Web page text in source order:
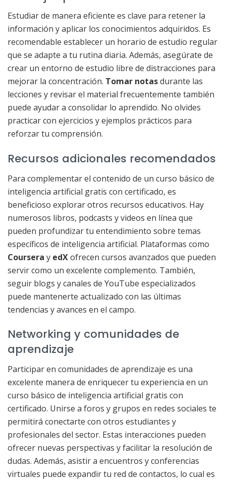
Estudiar de manera eficiente es clave para retener la
información y aplicar los conocimientos adquiridos. Es
recomendable establecer un horario de estudio regular
que se adapte a tu rutina diaria. Además, asegúrate de
crear un entorno de estudio libre de distracciones para
mejorar la concentración. Tomar notasdurante las
lecciones y revisar el material frecuentemente también
puede ayudar a consolidar lo aprendido. No olvides
practicar con ejercicios y ejemplos prácticos para
reforzar tu comprensión.
Recursos adicionales recomendados
Para complementar el contenido de un curso básico de
inteligencia artificial gratis con certificado, es
beneficioso explorar otros recursos educativos. Hay
numerosos libros, podcasts y videos en línea que
pueden profundizar tu entendimiento sobre temas
específicos de inteligencia artificial. Plataformas como
Coursera y edXofrecen cursos avanzados que pueden
servir como un excelente complemento. También,
seguir blogs y canales de YouTube especializados
puede mantenerte actualizado con las últimas
tendencias y avances en el campo.
Networking y comunidades de
aprendizaje
Participar en comunidades de aprendizaje es una
excelente manera de enriquecer tu experiencia en un
curso básico de inteligencia artificial gratis con
certificado. Unirse a foros y grupos en redes sociales te
permitirá conectarte con otros estudiantes y
profesionales del sector. Estas interacciones pueden
ofrecer nuevas perspectivas y facilitar la resolución de
dudas. Además, asistir a encuentros y conferencias
virtuales puede expandir tu red de contactos, lo cual es